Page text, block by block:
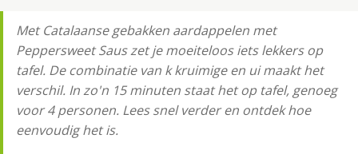
Met Catalaanse gebakken aardappelen met
Peppersweet Saus zet je moeiteloos iets lekkers op
tafel. De combinatie van k kruimige en ui maakt het
verschil. In zo'n 15 minuten staat het op tafel, genoeg
voor 4 personen. Lees snel verder en ontdek hoe
eenvoudig het is.